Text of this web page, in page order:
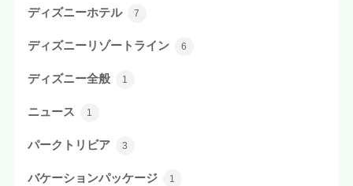
ディズニーホテル 7
ディズニーリゾートライン 6
ディズニー全般 1
ニュース 1
パークトリビア 3
バケーションパッケージ 1